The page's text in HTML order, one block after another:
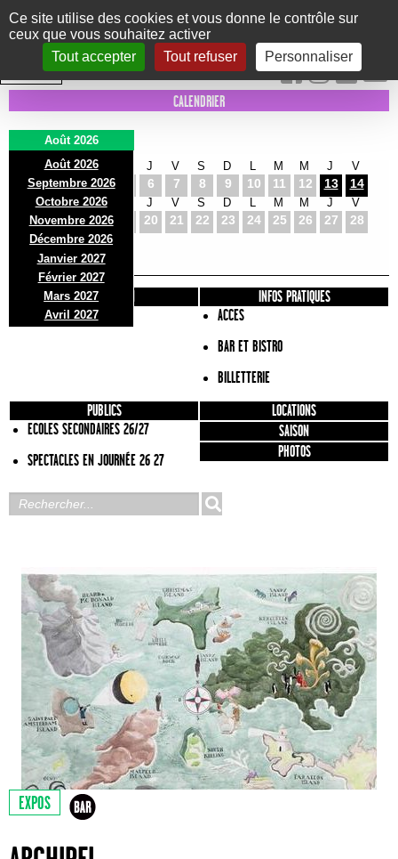
Panneau de gestion des cookies
Ce site utilise des cookies et vous donne le contrôle sur
ceux que vous souhaitez activer
Tout accepter
Tout refuser Personnaliser
Le Marni
CONCERTS DANSE/CIRQUE THÉÂTRE KIDS EXPOS EVENTS
INTRA MUROS
CALENDRIER
Août 2026
Août 2026
Septembre 2026
Octobre 2026
Novembre 2026
Décembre 2026
Janvier 2027
Février 2027
Mars 2027
Avril 2027
D
2
L
3
M
4
J
6
V
7
S
8
D
9 10
M
11
M
12
J
13
V
14
D
16
L
17
M
18
J
20
V
21
S
22
D
23 24
M
25
M
26
J
27
V
28
D
30
L
31
PRÉSENTATION
INFOS PRATIQUES
ACCES
BAR ET BISTRO
BILLETTERIE
PUBLICS
ECOLES SECONDAIRES 26/27
SPECTACLES EN JOURNÉE 26 27
LOCATIONS
SAISON
PHOTOS
EXPOS